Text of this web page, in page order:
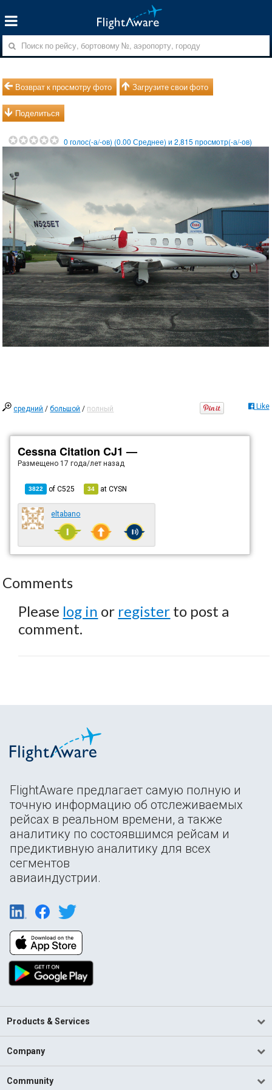
Возврат к просмотру фото Загрузите свои фото
Поделиться
0 голос(-а/-ов) (0.00 Среднее) и2,815 просмотр(-а/-ов)
средний /большой / полный Like
Cessna Citation CJ1 —
Размещено 17 года/лет назад
3822 ofC525 34 atCYSN
eltabano
Comments
Please log in or register to post a
comment.
FlightAware предлагает самую полную и
точную информацию об отслеживаемых
рейсах в реальном времени, а также
аналитику по состоявшимся рейсам и
предиктивную аналитику для всех
сегментов
авиаиндустрии.
Products & Services
Company
Community